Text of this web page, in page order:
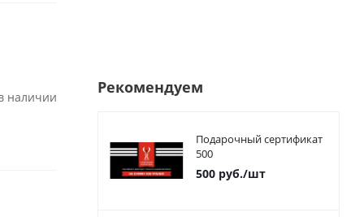
в наличии Рекомендуем
Подарочный сертификат
500
500руб./шт